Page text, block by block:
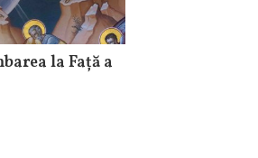
la Față a